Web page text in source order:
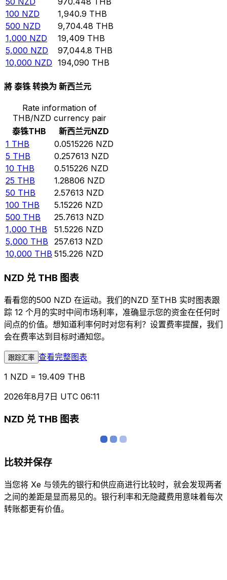
100 NZD 1,940.9 THB
500 NZD 9,704.48 THB
1,000 NZD 19,409 THB
5,000 NZD 97,044.8 THB
10,000 NZD 194,090 THB
將 泰铢 转换为 新西兰元
Rate information of
THB/NZD currency pair
泰铢THB 新西兰元NZD
1 THB 0.0515226 NZD
5 THB 0.257613 NZD
10 THB 0.515226 NZD
25 THB 1.28806 NZD
50 THB 2.57613 NZD
100 THB 5.15226 NZD
500 THB 25.7613 NZD
1,000 THB 51.5226 NZD
5,000 THB 257.613 NZD
10,000 THB 515.226 NZD
NZD 兑 THB 图表
看看您的500 NZD 在运动。我们的NZD 至THB 实时图表跟
踪 12 个月的实时中间市场利率，准确显示您的资金在任何时
间点的价值。想知道利率何时对您有利？设置费率提醒，我们
会在费率达到目标时通知您。
跟踪汇率 查看完整图表
1 NZD = 19.409 THB
2026年8月7日 UTC 06:11
NZD 兑 THB 图表
比较并保存
当您将 Xe 与领先的银行和供应商进行比较时，就会发现两者
之间的差距是显而易见的。银行利率和无隐藏费用意味着每次
转账都更有价值。